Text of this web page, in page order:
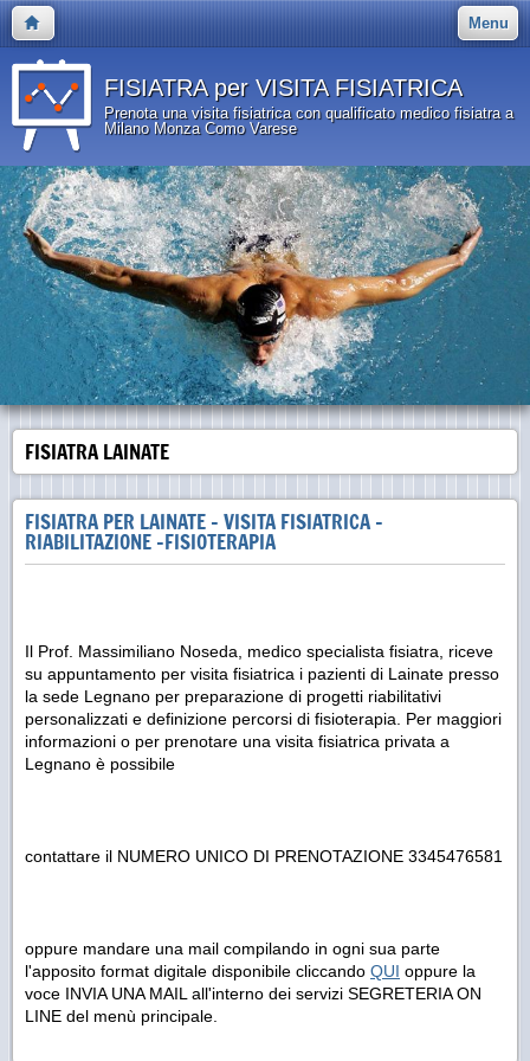
Menu
FISIATRA per VISITA FISIATRICA
Prenota una visita fisiatrica con qualificato medico fisiatra a
Milano Monza Como Varese
FISIATRA LAINATE
FISIATRA PER LAINATE - VISITA FISIATRICA -
RIABILITAZIONE -FISIOTERAPIA
Il Prof. Massimiliano Noseda, medico specialista fisiatra, riceve
su appuntamento per visita fisiatrica i pazienti di Lainate presso
la sede Legnano per preparazione di progetti riabilitativi
personalizzati e definizione percorsi di fisioterapia. Per maggiori
informazioni o per prenotare una visita fisiatrica privata a
Legnano è possibile
contattare il NUMERO UNICO DI PRENOTAZIONE 3345476581
oppure mandare una mail compilando in ogni sua parte
l'apposito format digitale disponibile cliccando QUI oppure la
voce INVIA UNA MAIL all'interno dei servizi SEGRETERIA ON
LINE del menù principale.